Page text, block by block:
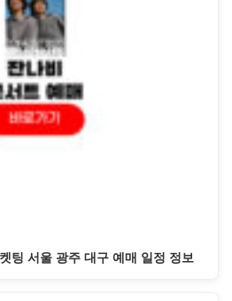
팅 서울 광주 대구 예매 일정 정보